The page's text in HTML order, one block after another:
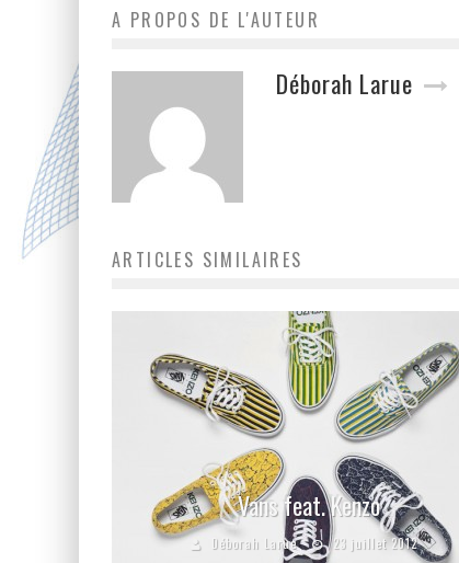
A PROPOS DE L'AUTEUR
Déborah Larue
ARTICLES SIMILAIRES
Vans feat. Kenzo
Déborah Larue 23 juillet 2012